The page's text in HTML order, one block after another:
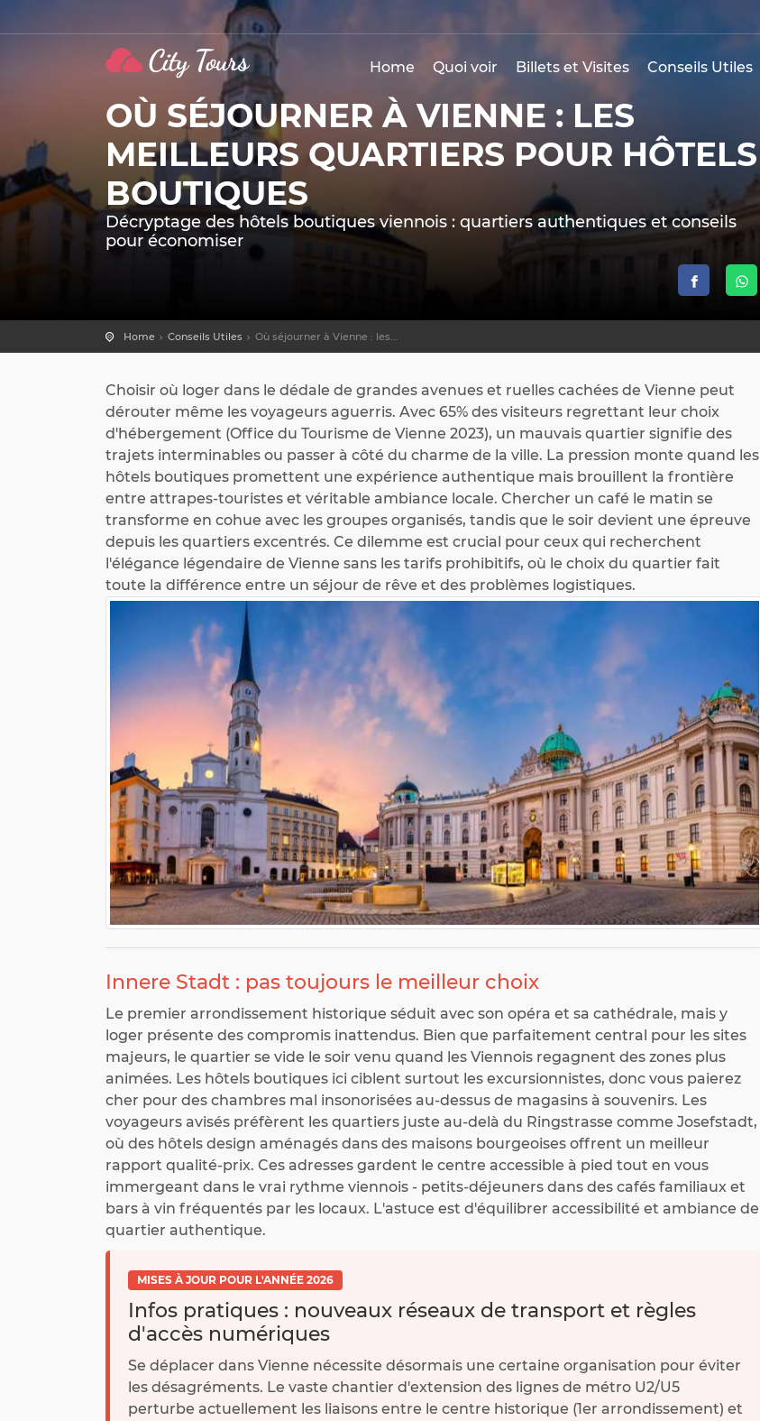
Home Quoi voir Billets et Visites Conseils Utiles
OÙ SÉJOURNER À VIENNE : LES
MEILLEURS QUARTIERS POUR HÔTELS
BOUTIQUES
Décryptage des hôtels boutiques viennois : quartiers authentiques et conseils
pour économiser
Home Conseils Utiles Où séjourner à Vienne : les...
Choisir où loger dans le dédale de grandes avenues et ruelles cachées de Vienne peut
dérouter même les voyageurs aguerris. Avec 65% des visiteurs regrettant leur choix
d'hébergement (Office du Tourisme de Vienne 2023), un mauvais quartier signifie des
trajets interminables ou passer à côté du charme de la ville. La pression monte quand les
hôtels boutiques promettent une expérience authentique mais brouillent la frontière
entre attrapes-touristes et véritable ambiance locale. Chercher un café le matin se
transforme en cohue avec les groupes organisés, tandis que le soir devient une épreuve
depuis les quartiers excentrés. Ce dilemme est crucial pour ceux qui recherchent
l'élégance légendaire de Vienne sans les tarifs prohibitifs, où le choix du quartier fait
toute la différence entre un séjour de rêve et des problèmes logistiques.
Innere Stadt : pas toujours le meilleur choix
Le premier arrondissement historique séduit avec son opéra et sa cathédrale, mais y
loger présente des compromis inattendus. Bien que parfaitement central pour les sites
majeurs, le quartier se vide le soir venu quand les Viennois regagnent des zones plus
animées. Les hôtels boutiques ici ciblent surtout les excursionnistes, donc vous paierez
cher pour des chambres mal insonorisées au-dessus de magasins à souvenirs. Les
voyageurs avisés préfèrent les quartiers juste au-delà du Ringstrasse comme Josefstadt,
où des hôtels design aménagés dans des maisons bourgeoises offrent un meilleur
rapport qualité-prix. Ces adresses gardent le centre accessible à pied tout en vous
immergeant dans le vrai rythme viennois - petits-déjeuners dans des cafés familiaux et
bars à vin fréquentés par les locaux. L'astuce est d'équilibrer accessibilité et ambiance de
quartier authentique.
MISES À JOUR POUR L'ANNÉE 2026
Infos pratiques : nouveaux réseaux de transport et règles
d'accès numériques
Se déplacer dans Vienne nécessite désormais une certaine organisation pour éviter
les désagréments. Le vaste chantier d'extension des lignes de métro U2/U5
perturbe actuellement les liaisons entre le centre historique (1er arrondissement) et